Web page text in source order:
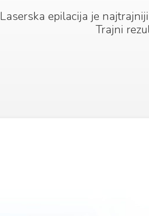
Laserska epilacija je
Trajni